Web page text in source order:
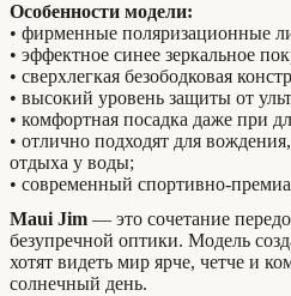
Особенности модели:
• фирменные поляризационные
• эффектное синее зеркальное
• сверхлегкая безободковая
• высокий уровень защиты от
• комфортная посадка даже при
• отлично подходят для
отдыха у воды;
• современный спортивно-
Maui Jim — это сочетание
безупречной оптики. Модель
хотят видеть мир ярче, четче и
солнечный день.